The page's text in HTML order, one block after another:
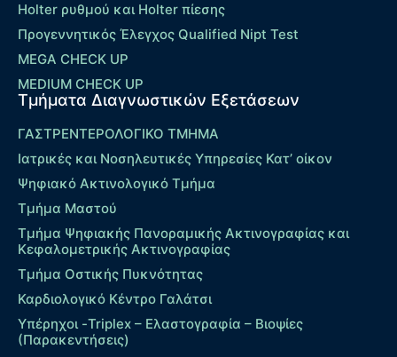
Holter ρυθμού και Holter πίεσης
Προγεννητικός Έλεγχος Qualified Nipt Test
MEGA CHECK UP
MEDIUM CHECK UP
Τμήματα Διαγνωστικών Εξετάσεων
ΓΑΣΤΡΕΝΤΕΡΟΛΟΓΙΚΟ ΤΜΗΜΑ
Ιατρικές και Νοσηλευτικές Υπηρεσίες Κατ’ οίκον
Ψηφιακό Ακτινολογικό Τμήμα
Τμήμα Μαστού
Τμήμα Ψηφιακής Πανοραμικής Ακτινογραφίας και
Κεφαλομετρικής Ακτινογραφίας
Τμήμα Οστικής Πυκνότητας
Καρδιολογικό Κέντρο Γαλάτσι
Υπέρηχοι -Triplex – Eλαστογραφία – Βιοψίες
(Παρακεντήσεις)